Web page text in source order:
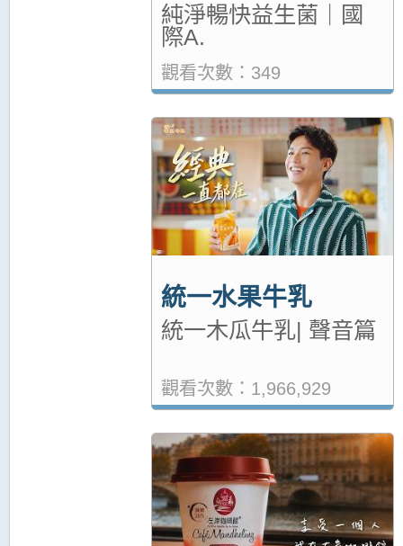
純淨暢快益生菌｜國
際A.
觀看次數：349
統一水果牛乳
統一木瓜牛乳| 聲音篇
觀看次數：1,966,929